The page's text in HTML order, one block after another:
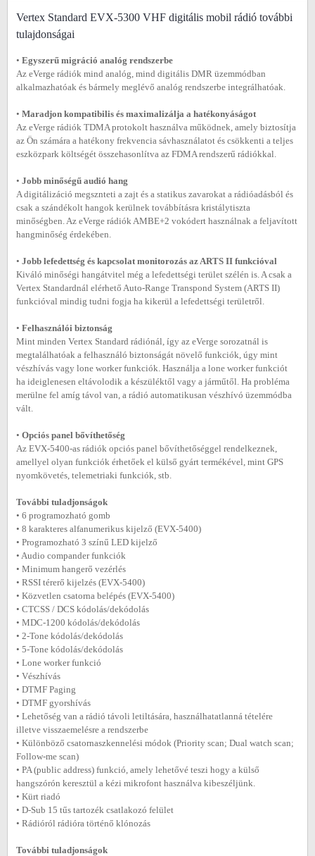
Vertex Standard EVX-5300 VHF digitális mobil rádió további
tulajdonságai
• Egyszerű migráció analóg rendszerbe
Az eVerge rádiók mind analóg, mind digitális DMR üzemmódban
alkalmazhatóak és bármely meglévő analóg rendszerbe integrálhatóak.
• Maradjon kompatibilis és maximalizálja a hatékonyáságot
Az eVerge rádiók TDMA protokolt használva működnek, amely biztosítja
az Ön számára a hatékony frekvencia sávhasználatot és csökkenti a teljes
eszközpark költségét összehasonlítva az FDMA rendszerű rádiókkal.
• Jobb minőségű audió hang
A digitálizáció megsznteti a zajt és a statikus zavarokat a rádióadásból és
csak a szándékolt hangok kerülnek továbbításra kristálytiszta
minőségben. Az eVerge rádiók AMBE+2 vokódert használnak a feljavított
hangminőség érdekében.
• Jobb lefedettség és kapcsolat monitorozás az ARTS II funkcióval
Kiváló minőségi hangátvitel még a lefedettségi terület szélén is. A csak a
Vertex Standardnál elérhető Auto-Range Transpond System (ARTS II)
funkcióval mindig tudni fogja ha kikerül a lefedettségi területről.
• Felhasználói biztonság
Mint minden Vertex Standard rádiónál, így az eVerge sorozatnál is
megtalálhatóak a felhasználó biztonságát növelő funkciók, úgy mint
vészhívás vagy lone worker funkciók. Használja a lone worker funkciót
ha ideiglenesen eltávolodik a készüléktől vagy a járműtől. Ha probléma
merülne fel amíg távol van, a rádió automatikusan vészhívó üzemmódba
vált.
• Opciós panel bővíthetőség
Az EVX-5400-as rádiók opciós panel bővíthetőséggel rendelkeznek,
amellyel olyan funkciók érhetőek el külső gyárt termékével, mint GPS
nyomkövetés, telemetriaki funkciók, stb.
További tuladjonságok
• 6 programozható gomb
• 8 karakteres alfanumerikus kijelző (EVX-5400)
• Programozható 3 színű LED kijelző
• Audio compander funkciók
• Minimum hangerő vezérlés
• RSSI térerő kijelzés (EVX-5400)
• Közvetlen csatorna belépés (EVX-5400)
• CTCSS / DCS kódolás/dekódolás
• MDC-1200 kódolás/dekódolás
• 2-Tone kódolás/dekódolás
• 5-Tone kódolás/dekódolás
• Lone worker funkció
• Vészhívás
• DTMF Paging
• DTMF gyorshívás
• Lehetőség van a rádió távoli letiltására, használhatatlanná tételére
illetve visszaemelésre a rendszerbe
• Különböző csatornaszkennelési módok (Priority scan; Dual watch scan;
Follow-me scan)
• PA (public address) funkció, amely lehetővé teszi hogy a külső
hangszórón keresztül a kézi mikrofont használva kibeszéljünk.
• Kürt riadó
• D-Sub 15 tűs tartozék csatlakozó felület
• Rádióról rádióra történő klónozás
További tuladjonságok